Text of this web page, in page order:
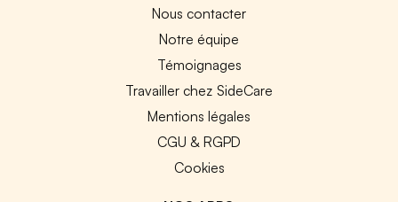
Nous contacter
Notre équipe
Témoignages
Travailler chez SideCare
Mentions légales
CGU & RGPD
Cookies